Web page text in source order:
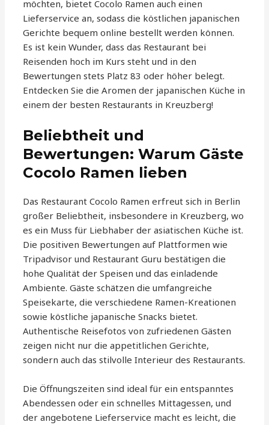
möchten, bietet Cocolo Ramen auch einen
Lieferservice an, sodass die köstlichen japanischen
Gerichte bequem online bestellt werden können.
Es ist kein Wunder, dass das Restaurant bei
Reisenden hoch im Kurs steht und in den
Bewertungen stets Platz 83 oder höher belegt.
Entdecken Sie die Aromen der japanischen Küche in
einem der besten Restaurants in Kreuzberg!
Beliebtheit und
Bewertungen: Warum Gäste
Cocolo Ramen lieben
Das Restaurant Cocolo Ramen erfreut sich in Berlin
großer Beliebtheit, insbesondere in Kreuzberg, wo
es ein Muss für Liebhaber der asiatischen Küche ist.
Die positiven Bewertungen auf Plattformen wie
Tripadvisor und Restaurant Guru bestätigen die
hohe Qualität der Speisen und das einladende
Ambiente. Gäste schätzen die umfangreiche
Speisekarte, die verschiedene Ramen-Kreationen
sowie köstliche japanische Snacks bietet.
Authentische Reisefotos von zufriedenen Gästen
zeigen nicht nur die appetitlichen Gerichte,
sondern auch das stilvolle Interieur des Restaurants.
Die Öffnungszeiten sind ideal für ein entspanntes
Abendessen oder ein schnelles Mittagessen, und
der angebotene Lieferservice macht es leicht, die